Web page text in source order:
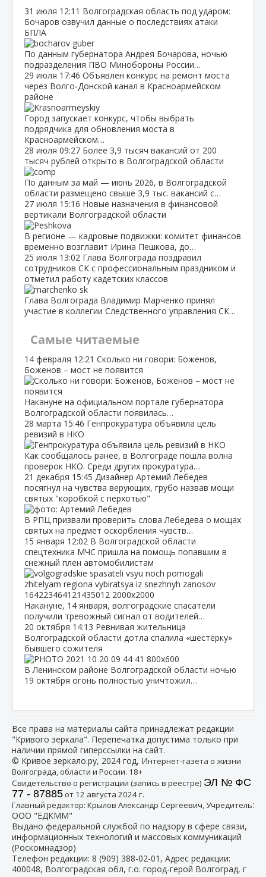
31 июля 12:11 Волгоградская область под ударом:
Бочаров озвучил данные о последствиях атаки
БПЛА
По данным губернатора Андрея Бочарова, ночью
подразделения ПВО Минобороны России…
29 июля 17:46 Объявлен конкурс на ремонт моста
через Волго‑Донской канал в Красноармейском
районе
Город запускает конкурс, чтобы выбрать
подрядчика для обновления моста в
Красноармейском…
28 июля 09:27 Более 3,9 тысяч вакансий от 200
тысяч рублей открыто в Волгоградской области
По данным за май — июнь 2026, в Волгоградской
области размещено свыше 3,9 тыс. вакансий с…
27 июля 15:16 Новые назначения в финансовой
вертикали Волгоградской области
В регионе — кадровые подвижки: комитет финансов
временно возглавит Ирина Пешкова, до…
25 июля 13:02 Глава Волгограда поздравил
сотрудников СК с профессиональным праздником и
отметил работу кадетских классов
Глава Волгограда Владимир Марченко принял
участие в коллегии Следственного управления СК…
Самые читаемые
14 февраля 12:21 Сколько ни говори: Боженов,
Боженов – мост не появится
Накануне на официальном портале губернатора
Волгоградской области появилась…
28 марта 15:46 Генпрокуратура объявила цель
ревизий в НКО
Как сообщалось ранее, в Волгограде пошла волна
проверок НКО. Среди других прокуратура…
21 декабря 15:45 Дизайнер Артемий Лебедев
посягнул на чувства верующих, грубо назвав мощи
святых "коробкой с перхотью"
В РПЦ призвали проверить слова Лебедева о мощах
святых на предмет оскорбления чувств…
15 января 12:02 В Волгоградской области
спецтехника МЧС пришла на помощь попавшим в
снежный плен автомобилистам
Накануне, 14 января, волгоградские спасатели
получили тревожный сигнал от водителей…
20 октября 14:13 Ревнивая жительница
Волгоградской области дотла спалила «шестерку»
бывшего сожителя
В Ленинском районе Волгоградской области ночью
19 октября огонь полностью уничтожил…
Все права на материалы сайта принадлежат редакции
"Кривого зеркала". Перепечатка допустима только при
наличии прямой гиперссылки на сайт.
© Кривое зеркало.ру, 2024 год, Интернет-газета о жизни
Волгограда, области и России. 18+
Свидетельство о регистрации (запись в реестре) ЭЛ № ФС
77 - 87885от 12 августа 2024 г.
Главный редактор: Крылов Александр Сергеевич, Учредитель:
ООО "ЕДКММ"
Выдано федеральной службой по надзору в сфере связи,
информационных технологий и массовых коммуникаций
(Роскомнадзор)
Телефон редакции: 8 (909) 388-02-01 , Адрес редакции:
400048, Волгоградская обл, г.о. город-герой Волгоград, г